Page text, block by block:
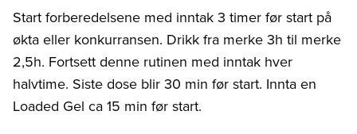
Start forberedelsene med inntak 3 timer før start på
økta eller konkurransen. Drikk fra merke 3h til merke
2,5h. Fortsett denne rutinen med inntak hver
halvtime. Siste dose blir 30 min før start. Innta en
Loaded Gel ca 15 min før start.